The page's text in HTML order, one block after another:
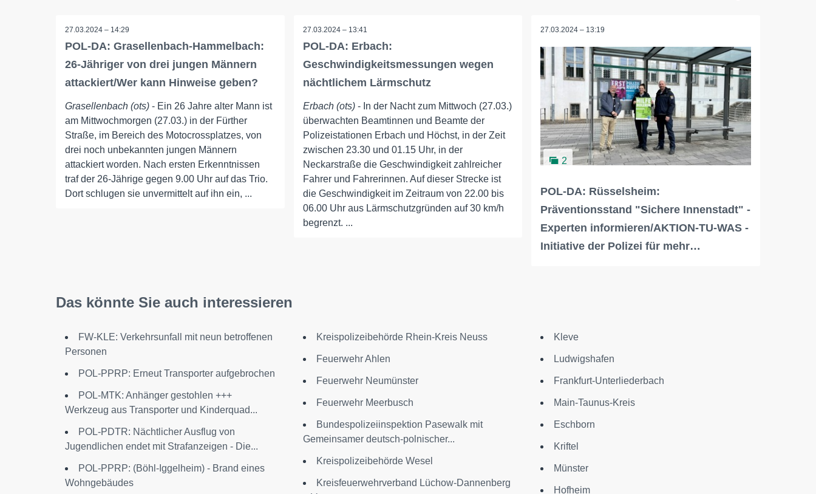
27.03.2024 – 14:29
POL-DA: Grasellenbach-Hammelbach:
26-Jähriger von drei jungen Männern
attackiert/Wer kann Hinweise geben?
Grasellenbach (ots) - Ein 26 Jahre alter Mann ist
am Mittwochmorgen (27.03.) in der Fürther
Straße, im Bereich des Motocrossplatzes, von
drei noch unbekannten jungen Männern
attackiert worden. Nach ersten Erkenntnissen
traf der 26-Jährige gegen 9.00 Uhr auf das Trio.
Dort schlugen sie unvermittelt auf ihn ein, ...
27.03.2024 – 13:41
POL-DA: Erbach:
Geschwindigkeitsmessungen wegen
nächtlichem Lärmschutz
Erbach (ots)- In der Nacht zum Mittwoch (27.03.)
überwachten Beamtinnen und Beamte der
Polizeistationen Erbach und Höchst, in der Zeit
zwischen 23.30 und 01.15 Uhr, in der
Neckarstraße die Geschwindigkeit zahlreicher
Fahrer und Fahrerinnen. Auf dieser Strecke ist
die Geschwindigkeit im Zeitraum von 22.00 bis
06.00 Uhr aus Lärmschutzgründen auf 30 km/h
begrenzt. ...
27.03.2024 – 13:19
2
POL-DA: Rüsselsheim:
Präventionsstand "Sichere Innenstadt" -
Experten informieren/AKTION-TU-WAS -
Initiative der Polizei für mehr…
Das könnte Sie auch interessieren
FW-KLE: Verkehrsunfall mit neun betroffenen
Personen
POL-PPRP: Erneut Transporter aufgebrochen
POL-MTK: Anhänger gestohlen +++
Werkzeug aus Transporter und Kinderquad...
POL-PDTR: Nächtlicher Ausflug von
Jugendlichen endet mit Strafanzeigen - Die...
POL-PPRP: (Böhl-Iggelheim) - Brand eines
Wohngebäudes
Kreispolizeibehörde Rhein-Kreis Neuss
Feuerwehr Ahlen
Feuerwehr Neumünster
Feuerwehr Meerbusch
Bundespolizeiinspektion Pasewalk mit
Gemeinsamer deutsch-polnischer...
Kreispolizeibehörde Wesel
Kreisfeuerwehrverband Lüchow-Dannenberg
Kleve
Ludwigshafen
Frankfurt-Unterliederbach
Main-Taunus-Kreis
Eschborn
Kriftel
Münster
Hofheim